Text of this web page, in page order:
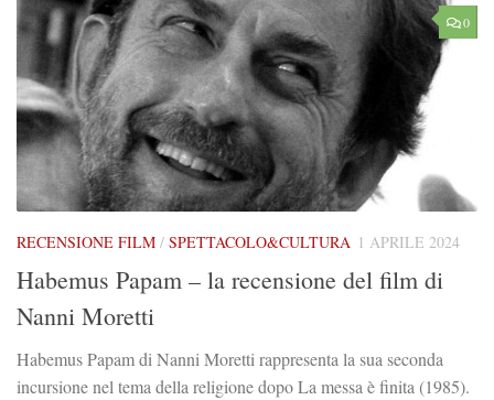
0
RECENSIONE FILM / SPETTACOLO&CULTURA 1 APRILE 2024
Habemus Papam – la recensione del film di
Nanni Moretti
Habemus Papam di Nanni Moretti rappresenta la sua seconda
incursione nel tema della religione dopo La messa è finita (1985).